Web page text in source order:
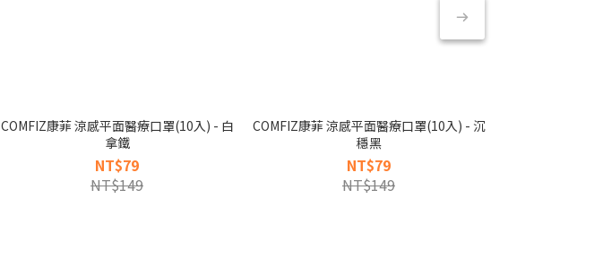
COMFIZ康菲 涼感平面醫療口罩(10入) - 白
拿鐵
NT$79
NT$149
COMFIZ康菲 涼感平面醫療口罩(10入) - 沉
穩黑
NT$79
NT$149